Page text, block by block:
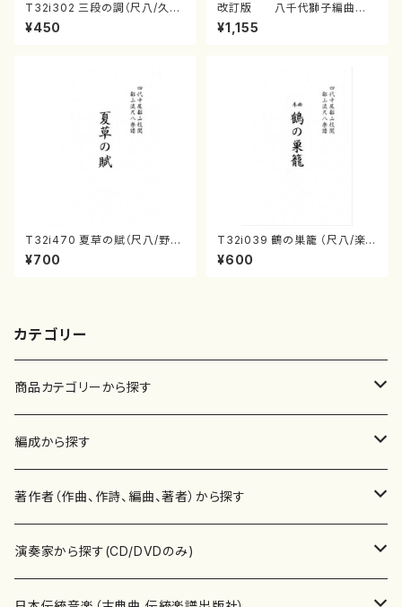
T32i302 三段の調（尺八/久本
玄智/楽譜）都山no:2003
¥450
改訂版 八千代獅子編曲
（編曲八千代獅子）(/宮城道
雄/楽譜）
¥1,155
T32i470 夏草の賦（尺八/野村
正峰/楽譜）都山流公刊楽譜曲
番:2178
¥700
T32i039 鶴の巣籠 （尺八/楽
譜）都山no.38
¥600
カテゴリー
商品カテゴリーから探す
楽譜
書籍
書籍
テキストブック
CD・DVD
編成から探す
邦楽器
箏・琴（ソロ）
箏・琴（合奏）
合唱
混声合唱
著作者（作曲、作詩、編曲、著者）から探す
あ行
青木省三(アオキ ショウゾウ)
演奏家から探す(CD/DVDのみ)